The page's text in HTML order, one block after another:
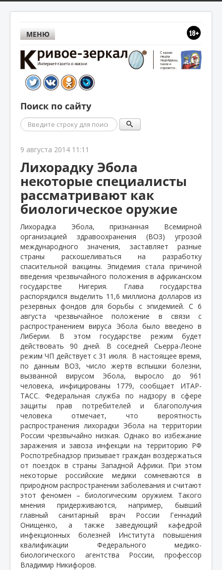
МЕНЮ
Поиск по сайту
Поиск
9 августа 2014 11:11
Лихорадку Эбола
некоторые специалисты
рассматривают как
биологическое оружие
Лихорадка Эбола, признанная Всемирной
организацией здравоохранения (ВОЗ) угрозой
международного значения, заставляет разные
страны раскошеливаться на разработку
спасительной вакцины. Эпидемия стала причиной
введения чрезвычайного положения в африканском
государстве Нигерия. Глава государства
распорядился выделить 11,6 миллиона долларов из
резервных фондов для борьбы с эпидемией. С 6
августа чрезвычайное положение в связи с
распространением вируса Эбола было введено в
Либерии. В этом государстве режим будет
действовать 90 дней. В соседней Сьерра-Леоне
режим ЧП действует с 31 июля. В настоящее время,
по данным ВОЗ, число жертв вспышки болезни,
вызванной вирусом Эбола, выросло до 961
человека, инфицированы 1779, сообщает ИТАР-
ТАСС. Федеральная служба по надзору в сфере
защиты прав потребителей и благополучия
человека отмечает, что вероятность
распространения лихорадки Эбола на территории
России чрезвычайно низкая. Однако во избежание
заражения и завоза инфекции на территорию РФ
Роспотребнадзор призывает граждан воздержаться
от поездок в страны Западной Африки. При этом
некоторые российские медики сомневаются в
природном распространении заболевания и считают
этот феномен – биологическим оружием. Такого
мнения придерживаются, например, бывший
главный санитарный врач России Геннадий
Онищенко, а также заведующий кафедрой
инфекционных болезней Института повышения
квалификации Федерального медико-
биологического агентства России, профессор
Владимир Никифоров.